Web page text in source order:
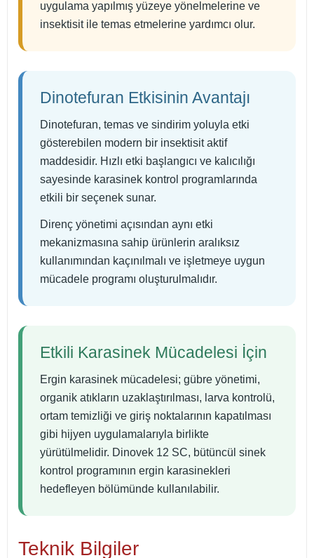
uygulama yapılmış yüzeye yönelmelerine ve
insektisit ile temas etmelerine yardımcı olur.
Dinotefuran Etkisinin Avantajı
Dinotefuran, temas ve sindirim yoluyla etki
gösterebilen modern bir insektisit aktif
maddesidir. Hızlı etki başlangıcı ve kalıcılığı
sayesinde karasinek kontrol programlarında
etkili bir seçenek sunar.
Direnç yönetimi açısından aynı etki
mekanizmasına sahip ürünlerin aralıksız
kullanımından kaçınılmalı ve işletmeye uygun
mücadele programı oluşturulmalıdır.
Etkili Karasinek Mücadelesi İçin
Ergin karasinek mücadelesi; gübre yönetimi,
organik atıkların uzaklaştırılması, larva kontrolü,
ortam temizliği ve giriş noktalarının kapatılması
gibi hijyen uygulamalarıyla birlikte
yürütülmelidir. Dinovek 12 SC, bütüncül sinek
kontrol programının ergin karasinekleri
hedefleyen bölümünde kullanılabilir.
Teknik Bilgiler